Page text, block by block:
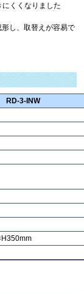
にくくなりました
し、取替えが容易で
RD-3-INW